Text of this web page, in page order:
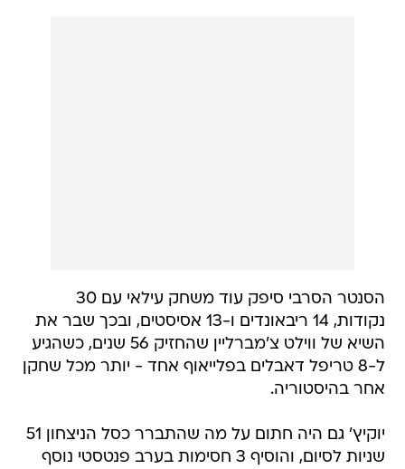
הסנטר הסרבי סיפק עוד משחק עילאי עם 30
נקודות, 14 ריבאונדים ו-13 אסיסטים, ובכך שבר את
השיא של ווילט צ'מברליין שהחזיק 56 שנים, כשהגיע
ל-8 טריפל דאבלים בפלייאוף אחד - יותר מכל שחקן
אחר בהיסטוריה.
יוקיץ' גם היה חתום על מה שהתברר כסל הניצחון 51
שניות לסיום, והוסיף 3 חסימות בערב פנטסטי נוסף